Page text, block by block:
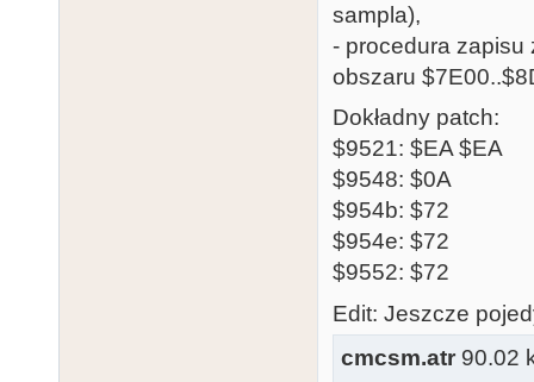
sampla),
- procedura zapisu
obszaru
Dokładny patch:
$9521: $EA $EA
$9548: $0A
$954b: $72
$954e: $72
$9552: $72
Edit: Jeszcze
cmcsm.atr 90.02